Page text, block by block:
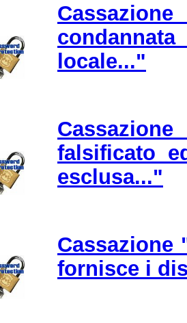
locale..."
falsificato
esclusa..."
Cassazione
fornisce i